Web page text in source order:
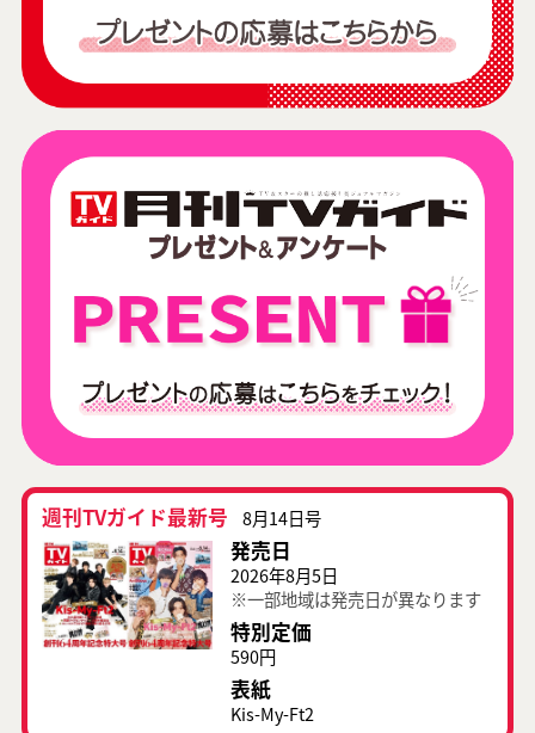
週刊TVガイド最新号 8月14日号
発売日
2026年8月5日
※一部地域は発売日が異なります
特別定価
590円
表紙
Kis-My-Ft2